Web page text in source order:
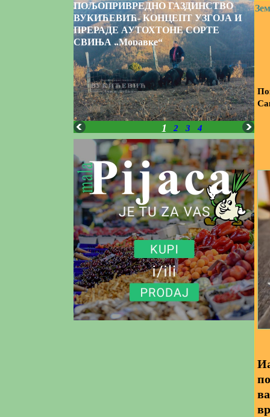
ПОЉОПРИВРЕДНО ГАЗДИНСТВО
ВУКИЋЕВИЋ- КОНЦЕПТ УЗГОЈА И
ПРЕРАДЕ АУТОХТОНЕ СОРТЕ
СВИЊА „Моравке“
1 2 3 4